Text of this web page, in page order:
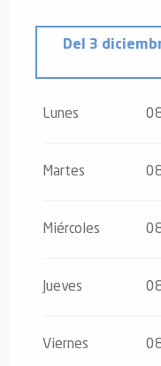
Del 3
Lunes
Martes
Miércoles
Jueves
Viernes